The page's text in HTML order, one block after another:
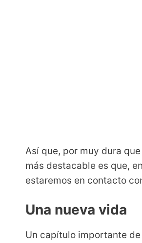
Así que, por muy dura
más destacable es que,
estaremos en contacto
Una nueva vida
Un capítulo importante